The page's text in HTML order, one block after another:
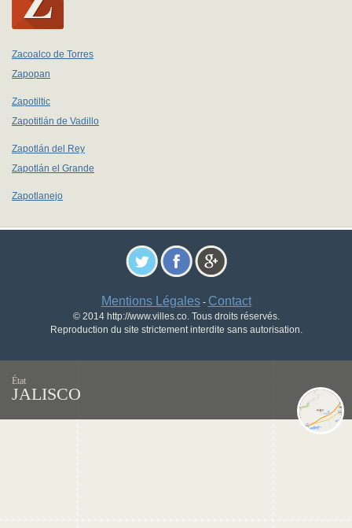
Zacoalco de Torres
Zapopan
Zapotiltic
Zapotitlán de Vadillo
Zapotlán del Rey
Zapotlán el Grande
Zapotlanejo
Mentions Légales- Contact
© 2014 http://www.villes.co. Tous droits réservés.
Reproduction du site strictement interdite sans autorisation.
État
JALISCO